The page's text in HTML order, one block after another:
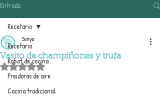
Entrada
Recetario
Robot de cocina
Freidoras de aire
Cocina tradicional
Recetario
Vasito de champiñones y trufa
Sonya
Obtuvo NaN de 5 estrellas.